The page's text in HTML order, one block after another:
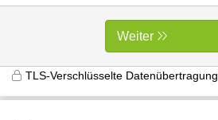
Weiter
TLS-Verschlüsselte Datenübertragung